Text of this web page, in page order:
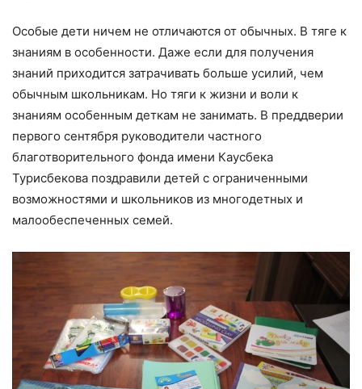
Особые дети ничем не отличаются от обычных. В тяге к
знаниям в особенности. Даже если для получения
знаний приходится затрачивать больше усилий, чем
обычным школьникам. Но тяги к жизни и воли к
знаниям особенным деткам не занимать. В преддверии
первого сентября руководители частного
благотворительного фонда имени Каусбека
Турисбекова поздравили детей с ограниченными
возможностями и школьников из многодетных и
малообеспеченных семей.